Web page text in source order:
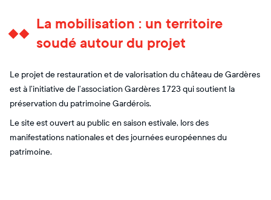
La mobilisation : un territoire
soudé autour du projet
Le projet de restauration et de valorisation du château de Gardères
est à l’initiative de l’association Gardères 1723 qui soutient la
préservation du patrimoine Gardérois.
Le site est ouvert au public en saison estivale, lors des
manifestations nationales et des journées européennes du
patrimoine.